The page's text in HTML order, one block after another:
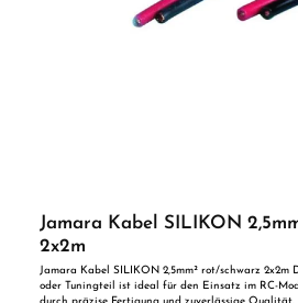
Jamara Kabel SILIKON
2x2m
Jamara Kabel SILIKON 2,5mm² rot/schwarz 2x2m
oder Tuningteil ist ideal für den Einsatz im RC-